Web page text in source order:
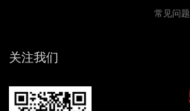
常见问题
关注我们